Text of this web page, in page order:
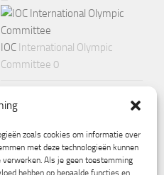
zoals cookies om informatie over
met deze technologieën kunnen
Als je geen toestemming
hebben op bepaalde functies en
IOC International Olympic
Committee 0